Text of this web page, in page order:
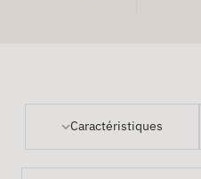
Caractéristiques